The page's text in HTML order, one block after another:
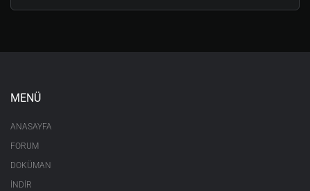
MENÜ
ANASAYFA
FORUM
DOKÜMAN
İNDİR